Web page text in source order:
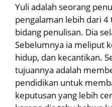
Yuli adalah seorang
pengalaman lebih dari
bidang penulisan. Dia
Sebelumnya ia meliput
hidup, dan kecantikan.
tujuannya adalah
pendidikan untuk
keputusan yang lebih